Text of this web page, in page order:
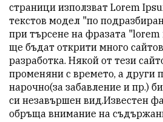
страници използват Lorem
текстов модел "по
при търсене на фразата
ще бъдат открити много
разработка. Някой от тези
променяни с времето, а други
нарочно(за забавление и пр.)
си незавършен вид.Известен
обръща внимание на